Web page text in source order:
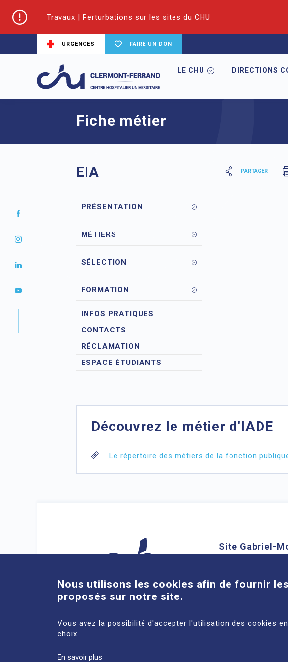
Travaux | Perturbations sur les sites du CHU
URGENCES FAIRE UN DON
LE CHU DIRECTIONS
Accueil EIFS | Écoles et Instituts de Formation en Santé
Fiche métier
EIA
PRÉSENTATION
MÉTIERS
SÉLECTION
FORMATION
INFOS PRATIQUES
CONTACTS
RÉCLAMATION
ESPACE ÉTUDIANTS
PARTAGER
Découvrez le métier d'IADE
Le répertoire des métiers de la fonction
Site Gabriel-
Nous utilisons les cookies afin de fournir
proposés sur notre site.
Vous avez la possibilité d'accepter l'utilisation des cookies
choix.
En savoir plus